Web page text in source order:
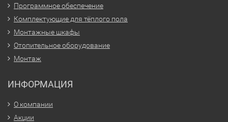
Программное обеспечение
Комплектующие для тёплого пола
Монтажные шкафы
Отопительное оборудование
Монтаж
ИНФОРМАЦИЯ
О компании
Акции